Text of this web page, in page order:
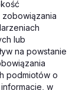
lub
na powstanie
podmiotów o
w